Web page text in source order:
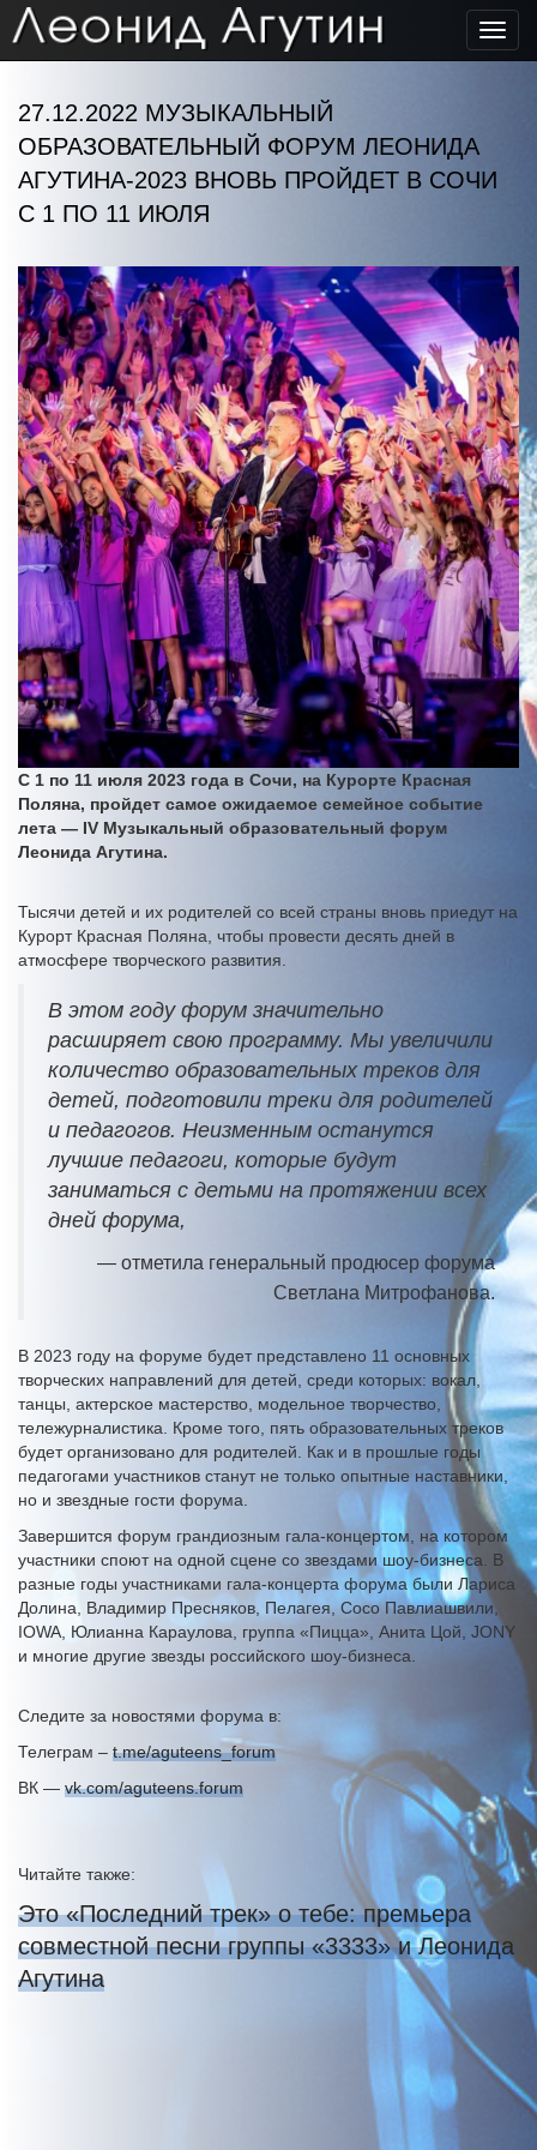
27.12.2022 МУЗЫКАЛЬНЫЙ
ОБРАЗОВАТЕЛЬНЫЙ ФОРУМ ЛЕОНИДА
АГУТИНА-2023 ВНОВЬ ПРОЙДЕТ В СОЧИ
С 1 ПО 11 ИЮЛЯ
С 1 по 11 июля 2023 года в Сочи, на Курорте Красная
Поляна, пройдет самое ожидаемое семейное событие
лета — IV Музыкальный образовательный форум
Леонида Агутина.
Тысячи детей и их родителей со всей страны вновь приедут на
Курорт Красная Поляна, чтобы провести десять дней в
атмосфере творческого развития.
В этом году форум значительно
расширяет свою программу. Мы увеличили
количество образовательных треков для
детей, подготовили треки для родителей
и педагогов. Неизменным останутся
лучшие педагоги, которые будут
заниматься с детьми на протяжении всех
дней форума,
— отметила генеральный продюсер форума
Светлана Митрофанова.
В 2023 году на форуме будет представлено 11 основных
творческих направлений для детей, среди которых: вокал,
танцы, актерское мастерство, модельное творчество,
тележурналистика. Кроме того, пять образовательных треков
будет организовано для родителей. Как и в прошлые годы
педагогами участников станут не только опытные наставники,
но и звездные гости форума.
Завершится форум грандиозным гала-концертом, на котором
участники споют на одной сцене со звездами шоу-бизнеса. В
разные годы участниками гала-концерта форума были Лариса
Долина, Владимир Пресняков, Пелагея, Сосо Павлиашвили,
IOWA, Юлианна Караулова, группа «Пицца», Анита Цой, JONY
и многие другие звезды российского шоу-бизнеса.
Следите за новостями форума в:
Телеграм – t.me/aguteens_forum
ВК — vk.com/aguteens.forum
Читайте также:
Это «Последний трек» о тебе: премьера
совместной песни группы «3333» и Леонида
Агутина